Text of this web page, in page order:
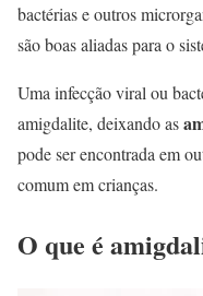
bactérias e outros
são boas aliadas para o
Uma infecção viral ou
amigdalite, deixando as
pode ser encontrada em
comum em crianças.
O que é